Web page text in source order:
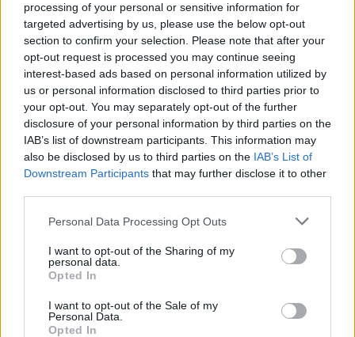
processing of your personal or sensitive information for
targeted advertising by us, please use the below opt-out
section to confirm your selection. Please note that after your
opt-out request is processed you may continue seeing
interest-based ads based on personal information utilized by
us or personal information disclosed to third parties prior to
your opt-out. You may separately opt-out of the further
disclosure of your personal information by third parties on the
IAB’s list of downstream participants. This information may
also be disclosed by us to third parties on the IAB’s List of
Downstream Participants that may further disclose it to other
Please note that this website/app uses one or more Google
not limited to your visit or usage behaviour. You may click to
grant or deny consent to Google and its third-party tags to
use your data for below specified purposes in below Google
consent section.
Personal Data Processing Opt Outs
I want to opt-out of the Sharing of my
personal data.
Opted In
I want to opt-out of the Sale of my
Personal Data.
Opted In